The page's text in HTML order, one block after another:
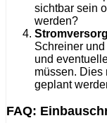
sichtbar sein
werden?
Schreiner
und
müssen. Dies
geplant
FAQ: